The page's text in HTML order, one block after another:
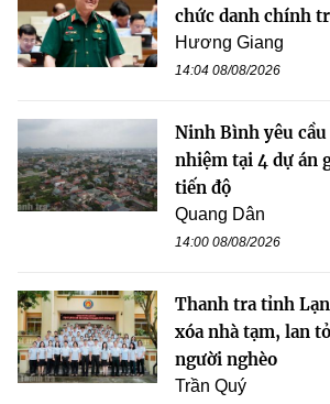
chức danh chính
Hương Giang
14:04 08/08/2026
Ninh Bình yêu
nhiệm tại 4 dự án
tiến độ
Quang Dân
14:00 08/08/2026
Thanh tra tỉnh
xóa nhà tạm, lan
người nghèo
Trần Quý